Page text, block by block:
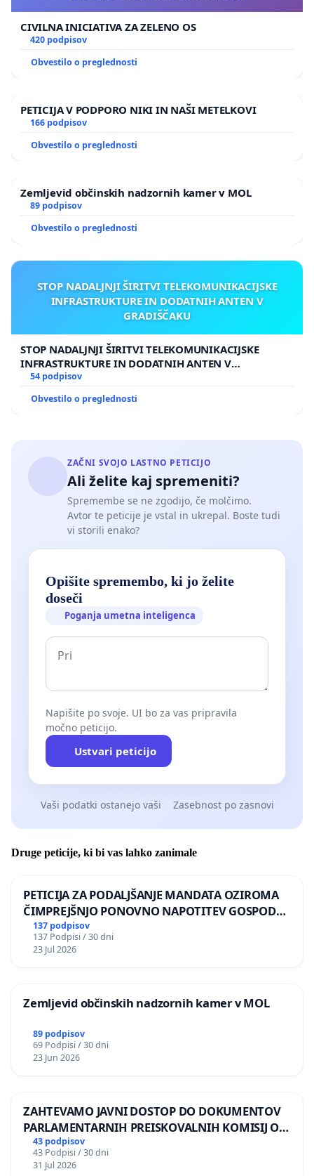
CIVILNA INICIATIVA ZA ZELENO OS
420 podpisov
Obvestilo o preglednosti
PETICIJA V PODPORO NIKI IN NAŠI METELKOVI
166 podpisov
Obvestilo o preglednosti
Zemljevid občinskih nadzornih kamer v MOL
89 podpisov
Obvestilo o preglednosti
STOP NADALJNJI ŠIRITVI TELEKOMUNIKACIJSKE
INFRASTRUKTURE IN DODATNIH ANTEN V
GRADIŠČAKU
STOP NADALJNJI ŠIRITVI TELEKOMUNIKACIJSKE
INFRASTRUKTURE IN DODATNIH ANTEN V
GRADIŠČAKU
54 podpisov
Obvestilo o preglednosti
ZAČNI SVOJO LASTNO PETICIJO
Ali želite kaj spremeniti?
Spremembe se ne zgodijo, če molčimo.
Avtor te peticije je vstal in ukrepal. Boste tudi
vi storili enako?
Opišite spremembo, ki jo želite
doseči
Poganja umetna inteligenca
Napišite po svoje. UI bo za vas pripravila
močno peticijo.
Ustvari peticijo
Vaši podatki ostanejo vaši Zasebnost po zasnovi
Druge peticije, ki bi vas lahko zanimale
PETICIJA ZA PODALJŠANJE MANDATA OZIROMA
ČIMPREJŠNJO PONOVNO NAPOTITEV GOSPODA
BERNARDA ŠRAJNERJA NA VELEPOSLANIŠTVO
REPUBLIKE SLOVENIJE V MOSKVI
137 podpisov
137 Podpisi / 30 dni
23 Jul 2026
Zemljevid občinskih nadzornih kamer v MOL
89 podpisov
69 Podpisi / 30 dni
23 Jun 2026
ZAHTEVAMO JAVNI DOSTOP DO DOKUMENTOV
PARLAMENTARNIH PREISKOVALNIH KOMISIJ O
ILEGALNI TRGOVINI Z OROŽJEM
43 podpisov
43 Podpisi / 30 dni
31 Jul 2026